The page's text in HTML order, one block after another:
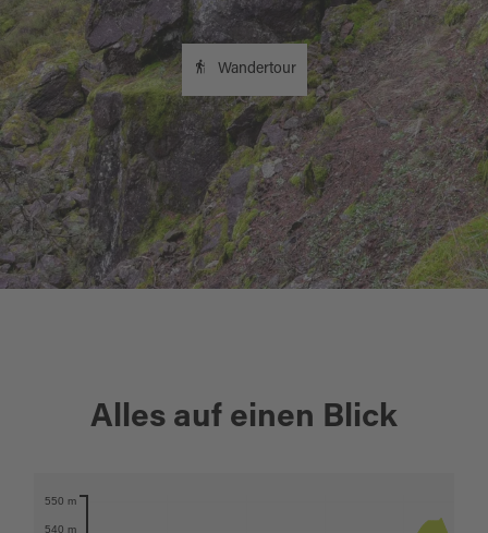
Wandertour
Alles auf einen Blick
540 m
550 m